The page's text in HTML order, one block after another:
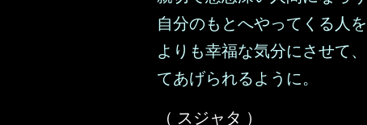
自分のもとへやってくる人
よりも幸福な気分にさせて
てあげられるように。
（ スジャタ ）